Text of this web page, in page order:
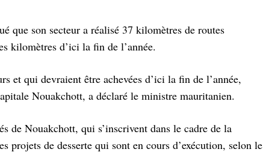
que son secteur a réalisé 37 kilomètres de routes
kilomètres d’ici la fin de l’année.
et qui devraient être achevées d’ici la fin de l’année,
Nouakchott, a déclaré le ministre mauritanien.
de Nouakchott, qui s’inscrivent dans le cadre de la
de desserte qui sont en cours d’exécution, selon le